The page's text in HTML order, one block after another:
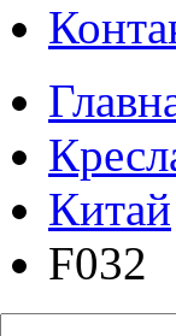
Китай
F032